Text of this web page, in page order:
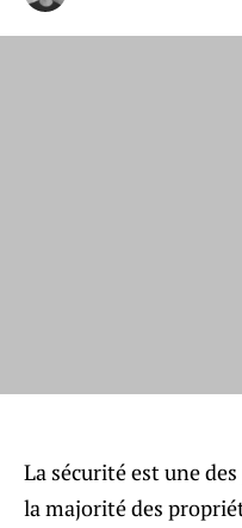
La sécurité est une
la majorité des